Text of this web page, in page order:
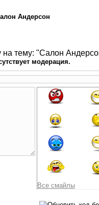
Андерсон
на тему: "Салон
модерация.
Все смайлы